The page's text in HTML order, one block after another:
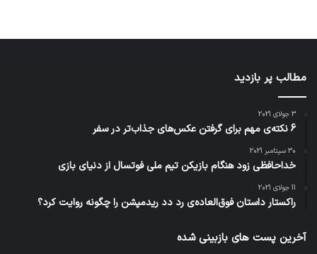
مطالب پر بازدید
3 جولای 2021
6 نکته‌ی مهم برای گرفتن عکس‌های جذاب‌تر در سفر
30 سپتامبر 2021
خداحافظی زود هنگام بازیکن تیم ملی فوتسال از دنیای بازی
11 جولای 2021
راکستار داستان فوق‌العاده‌ی رد دد ریدمپشن را چگونه روایت کرد؟
آخرین پست های بازبینی شده